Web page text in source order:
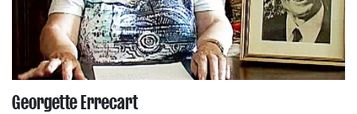
Georgette Errecart